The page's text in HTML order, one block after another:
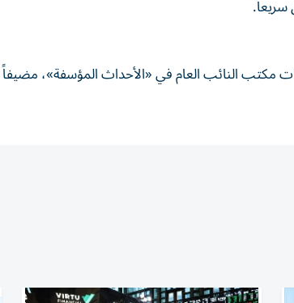
سريعاً.
مكتب النائب العام في «الأحداث المؤسفة»،